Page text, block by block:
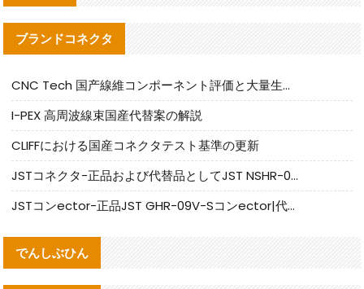
ブランドコネクタ
CNC Tech 国产線維コンポーネント評価と大量生産適合ガイド
I-PEX 高周波線束国産代替案の解説
CLIFFにおける国産コネクタテスト基準の更新
JSTコネクタ-正品および代替品としてJST NSHR-02V-Sコネクタを提供します
JSTコンector-正品JST GHR-09V-Sコンector|代替品提供
でんしぶひん